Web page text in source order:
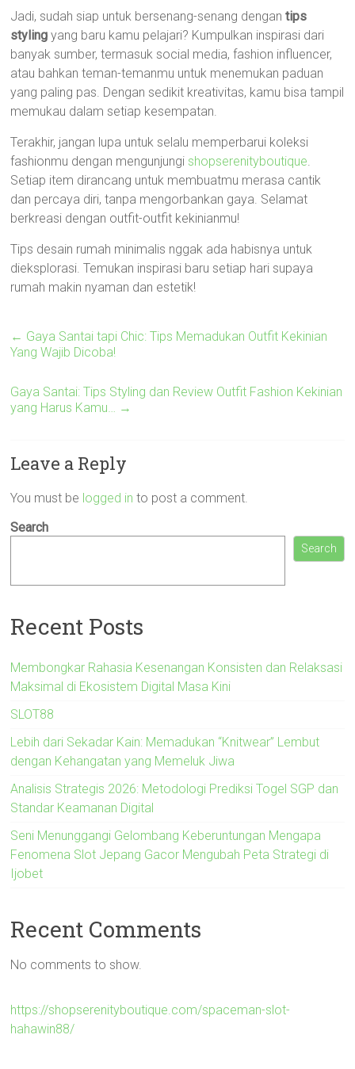
Jadi, sudah siap untuk bersenang-senang dengantips
styling yang baru kamu pelajari? Kumpulkan inspirasi dari
banyak sumber, termasuk social media, fashion influencer,
atau bahkan teman-temanmu untuk menemukan paduan
yang paling pas. Dengan sedikit kreativitas, kamu bisa tampil
memukau dalam setiap kesempatan.
Terakhir, jangan lupa untuk selalu memperbarui koleksi
fashionmu dengan mengunjungi shopserenityboutique.
Setiap item dirancang untuk membuatmu merasa cantik
dan percaya diri, tanpa mengorbankan gaya. Selamat
berkreasi dengan outfit-outfit kekinianmu!
Tips desain rumah minimalis nggak ada habisnya untuk
dieksplorasi. Temukan inspirasi baru setiap hari supaya
rumah makin nyaman dan estetik!
← Gaya Santai tapi Chic: Tips Memadukan Outfit Kekinian
Yang Wajib Dicoba!
Gaya Santai: Tips Styling dan Review Outfit Fashion Kekinian
yang Harus Kamu… →
Leave a Reply
You must be logged in to post a comment.
Search
Search
Recent Posts
Membongkar Rahasia Kesenangan Konsisten dan Relaksasi
Maksimal di Ekosistem Digital Masa Kini
SLOT88
Lebih dari Sekadar Kain: Memadukan “Knitwear” Lembut
dengan Kehangatan yang Memeluk Jiwa
Analisis Strategis 2026: Metodologi Prediksi Togel SGP dan
Standar Keamanan Digital
Seni Menunggangi Gelombang Keberuntungan Mengapa
Fenomena Slot Jepang Gacor Mengubah Peta Strategi di
Ijobet
Recent Comments
No comments to show.
https://shopserenityboutique.com/spaceman-slot-
hahawin88/